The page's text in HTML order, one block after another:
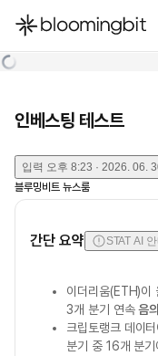
한국어
인베스팅 테스트
입력 오후 8:23 · 2026. 06.
블루밍비트 뉴스룸
간단 요약 STAT AI 안
이더리움(ETH)이
3개 분기 연속음
크립토랭크 데이
분기 중 16개 분